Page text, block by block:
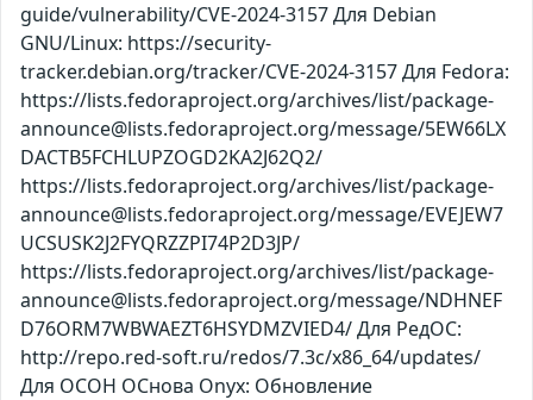
guide/vulnerability/CVE-2024-3157 Для Debian
GNU/Linux: https://security-
tracker.debian.org/tracker/CVE-2024-3157 Для Fedora:
https://lists.fedoraproject.org/archives/list/package-
announce@lists.fedoraproject.org/message/5EW66LX
DACTB5FCHLUPZOGD2KA2J62Q2/
https://lists.fedoraproject.org/archives/list/package-
announce@lists.fedoraproject.org/message/EVEJEW7
UCSUSK2J2FYQRZZPI74P2D3JP/
https://lists.fedoraproject.org/archives/list/package-
announce@lists.fedoraproject.org/message/NDHNEF
D76ORM7WBWAEZT6HSYDMZVIED4/ Для РедОС:
http://repo.red-soft.ru/redos/7.3c/x86_64/updates/
Для ОСОН ОСнова Оnyx: Обновление